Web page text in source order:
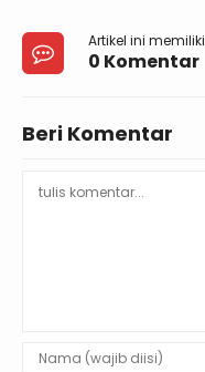
Artikel ini memiliki
0 Komentar
Beri Komentar